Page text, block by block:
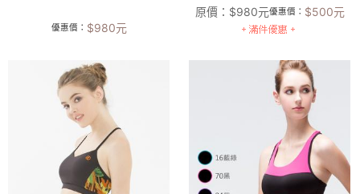
優惠價： $980元
原價： $980元優惠價： $500元